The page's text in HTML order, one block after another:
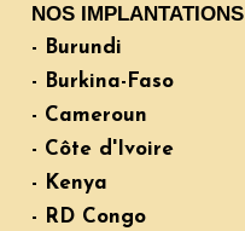
NOS IMPLANTATIONS
- Burundi
- Burkina-Faso
- Cameroun
- Côte d'Ivoire
- Kenya
- RD Congo